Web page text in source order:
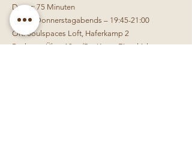
Dauer: 75 Minuten
Wann: Donnerstagabends – 19:45-21:00
Ort: Soulspaces Loft, Haferkamp 2
Buchung: Über 10er-/5er-Karte, Einzelticket,